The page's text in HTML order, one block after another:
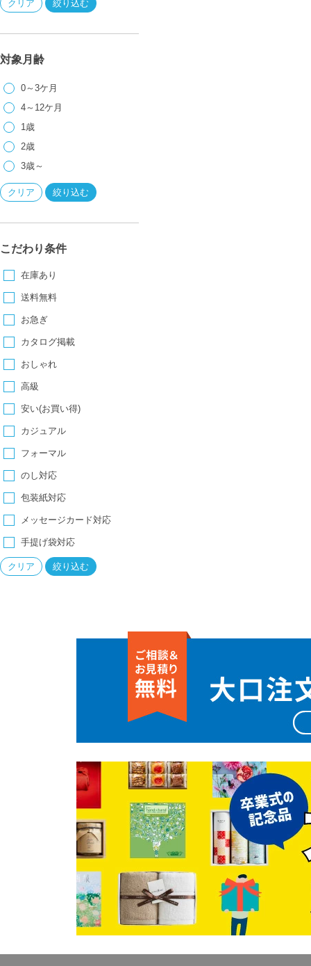
対象月齢
0～3ケ月
4～12ケ月
1歳
2歳
3歳～
こだわり条件
在庫あり
送料無料
お急ぎ
カタログ掲載
おしゃれ
高級
安い(お買い得)
カジュアル
フォーマル
のし対応
包装紙対応
メッセージカード対応
手提げ袋対応